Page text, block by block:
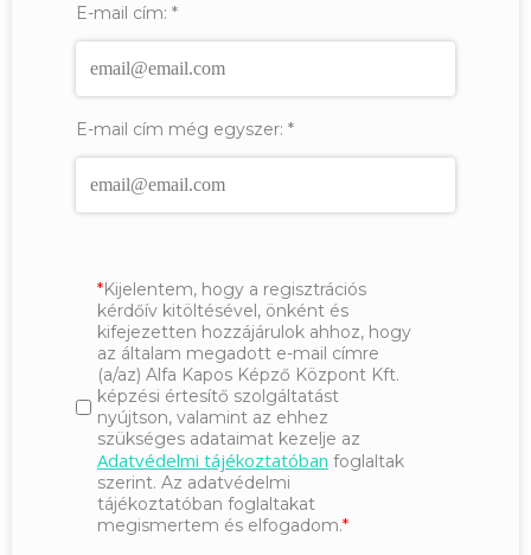
E-mail cím: *
E-mail cím még egyszer: *
Kijelentem, hogy a regisztrációs
kérdőív kitöltésével, önként és
kifejezetten hozzájárulok ahhoz, hogy
az általam megadott e-mail címre
(a/az) Alfa Kapos Képző Központ Kft.
képzési értesítő szolgáltatást
nyújtson, valamint az ehhez
szükséges adataimat kezelje az
Adatvédelmi tájékoztatóban foglaltak
szerint. Az adatvédelmi
tájékoztatóban foglaltakat
megismertem és elfogadom.